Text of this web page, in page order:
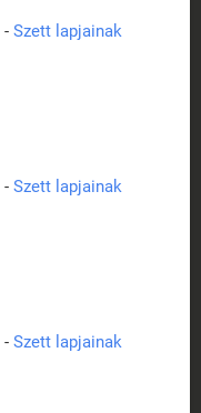
- Szett lapjainak
- Szett lapjainak
- Szett lapjainak